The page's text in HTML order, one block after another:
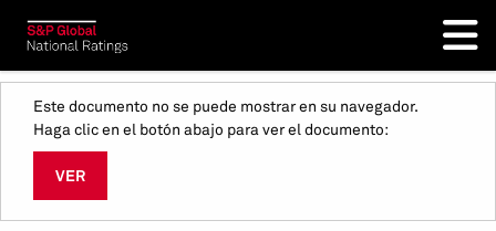
Este documento no se puede mostrar en su navegador.
Haga clic en el botón abajo para ver el documento:
VER